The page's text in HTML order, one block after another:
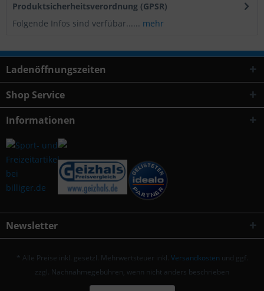
Produktsicherheitsverordnung (GPSR)
Folgende Infos sind verfübar...... mehr
Ladenöffnungszeiten
Shop Service
Informationen
Newsletter
* Alle Preise inkl. gesetzl. Mehrwertsteuer inkl. Versandkosten und ggf.
zzgl. Nachnahmegebühren, wenn nicht anders beschrieben